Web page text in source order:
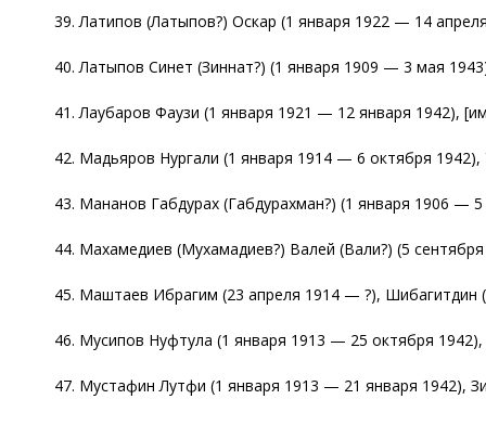
39. Латипов (Латыпов?) Оскар (1 января 1922 — 14
40. Латыпов Синет (Зиннат?) (1 января 1909 — 3 мая
41. Лаубаров Фаузи (1 января 1921 — 12 января 1942),
42. Мадьяров Нургали (1 января 1914 — 6 октября 1942),
43. Мананов Габдурах (Габдурахман?) (1 января 1906 —
44. Махамедиев (Мухамадиев?) Валей (Вали?) (5
45. Маштаев Ибрагим (23 апреля 1914 — ?), Шибагитдин
46. Мусипов Нуфтула (1 января 1913 — 25 октября
47. Мустафин Лутфи (1 января 1913 — 21 января 1942),